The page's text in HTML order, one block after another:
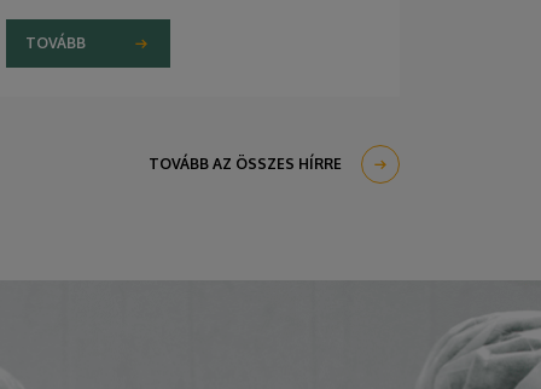
zeneterápiás és a mentális egészséget
támogató prevenciós foglalkozásokon is
részt vehetnek a július 22-én kezdődő
Általános Orvostudományi Kar sokszínű
TOVÁBB
TOVÁBB AZ ÖSSZES HÍRRE